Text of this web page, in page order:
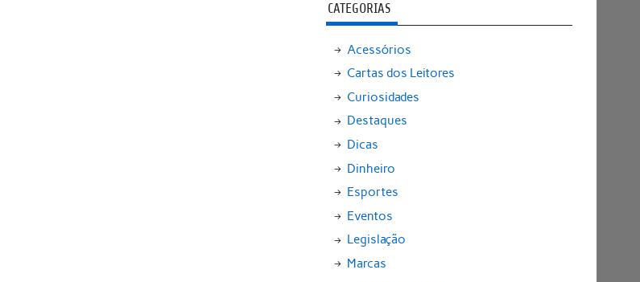
CATEGORIAS
Acessórios
Cartas dos Leitores
Curiosidades
Destaques
Dicas
Dinheiro
Esportes
Eventos
Legislação
Marcas